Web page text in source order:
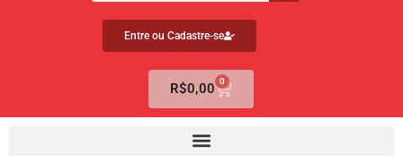
Entre ou Cadastre-se
R$0,00 0